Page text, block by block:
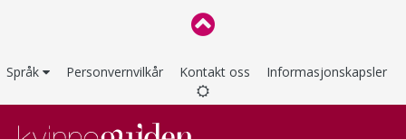
Språk Personvernvilkår Kontakt oss Informasjonskapsler